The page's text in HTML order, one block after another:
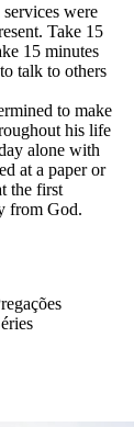
were
Take 15
15 minutes
talk to others
to make
his life
alone with
at a paper or
the first
from God.